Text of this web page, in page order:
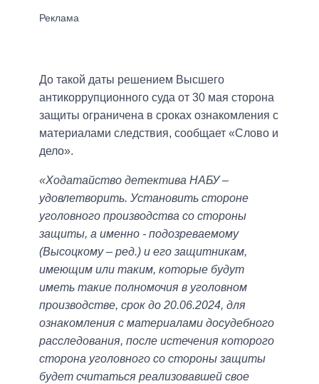
До такой даты решением Высшего
антикоррупционного суда от 30 мая сторона
защиты ограничена в сроках ознакомления с
материалами следствия, сообщает «Слово и
дело».
«Ходатайство детектива НАБУ –
удовлетворить. Установить стороне
уголовного производства со стороны
защиты, а именно - подозреваемому
(Высоцкому – ред.) и его защитникам,
имеющим или таким, которые будут
иметь такие полномочия в уголовном
производстве, срок до 20.06.2024, для
ознакомления с материалами досудебного
расследования, после истечения которого
сторона уголовного со стороны защиты
будет считаться реализовавшей свое